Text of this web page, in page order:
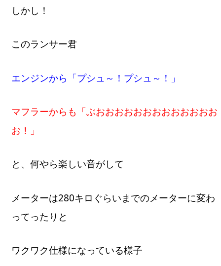
しかし！
このランサー君
エンジンから「プシュ～！プシュ～！」
マフラーからも「ぶおおおおおおおおおおおおお
お！」
と、何やら楽しい音がして
メーターは280キロぐらいまでのメーターに変わ
ってったりと
ワクワク仕様になっている様子